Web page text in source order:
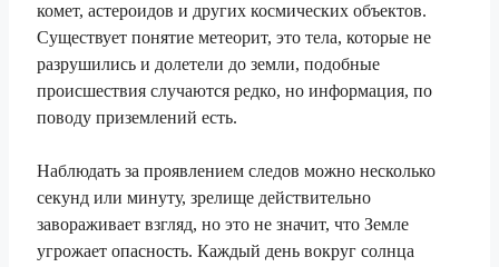
комет, астероидов и других космических объектов.
Существует понятие метеорит, это тела, которые не
разрушились и долетели до земли, подобные
происшествия случаются редко, но информация, по
поводу приземлений есть.
Наблюдать за проявлением следов можно несколько
секунд или минуту, зрелище действительно
завораживает взгляд, но это не значит, что Земле
угрожает опасность. Каждый день вокруг солнца